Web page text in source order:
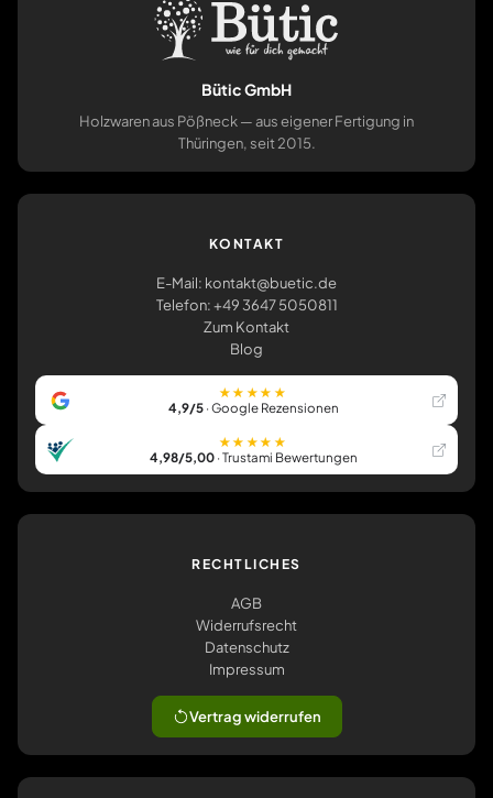
Bütic GmbH
Holzwaren aus Pößneck — aus eigener Fertigung in
Thüringen, seit 2015.
KONTAKT
E-Mail: kontakt@buetic.de
Telefon: +49 3647 5050811
Zum Kontakt
Blog
★★★★★
4,9/5· Google Rezensionen
★★★★★
4,98/5,00· Trustami Bewertungen
RECHTLICHES
AGB
Widerrufsrecht
Datenschutz
Impressum
Vertrag widerrufen